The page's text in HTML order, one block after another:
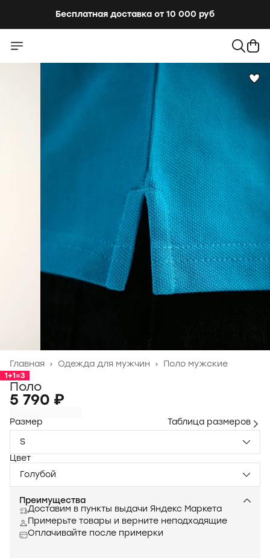
Бесплатная доставка от 10 000 руб
Поло мужские
Одежда для мужчин ›
Главная ›
1+1=3
Поло
5 790 ₽
Размер
Таблица размеров
S
Цвет
Голубой
Преимущества
Доставим в пункты выдачи Яндекс Маркета
Примерьте товары и верните неподходящие
Оплачивайте после примерки